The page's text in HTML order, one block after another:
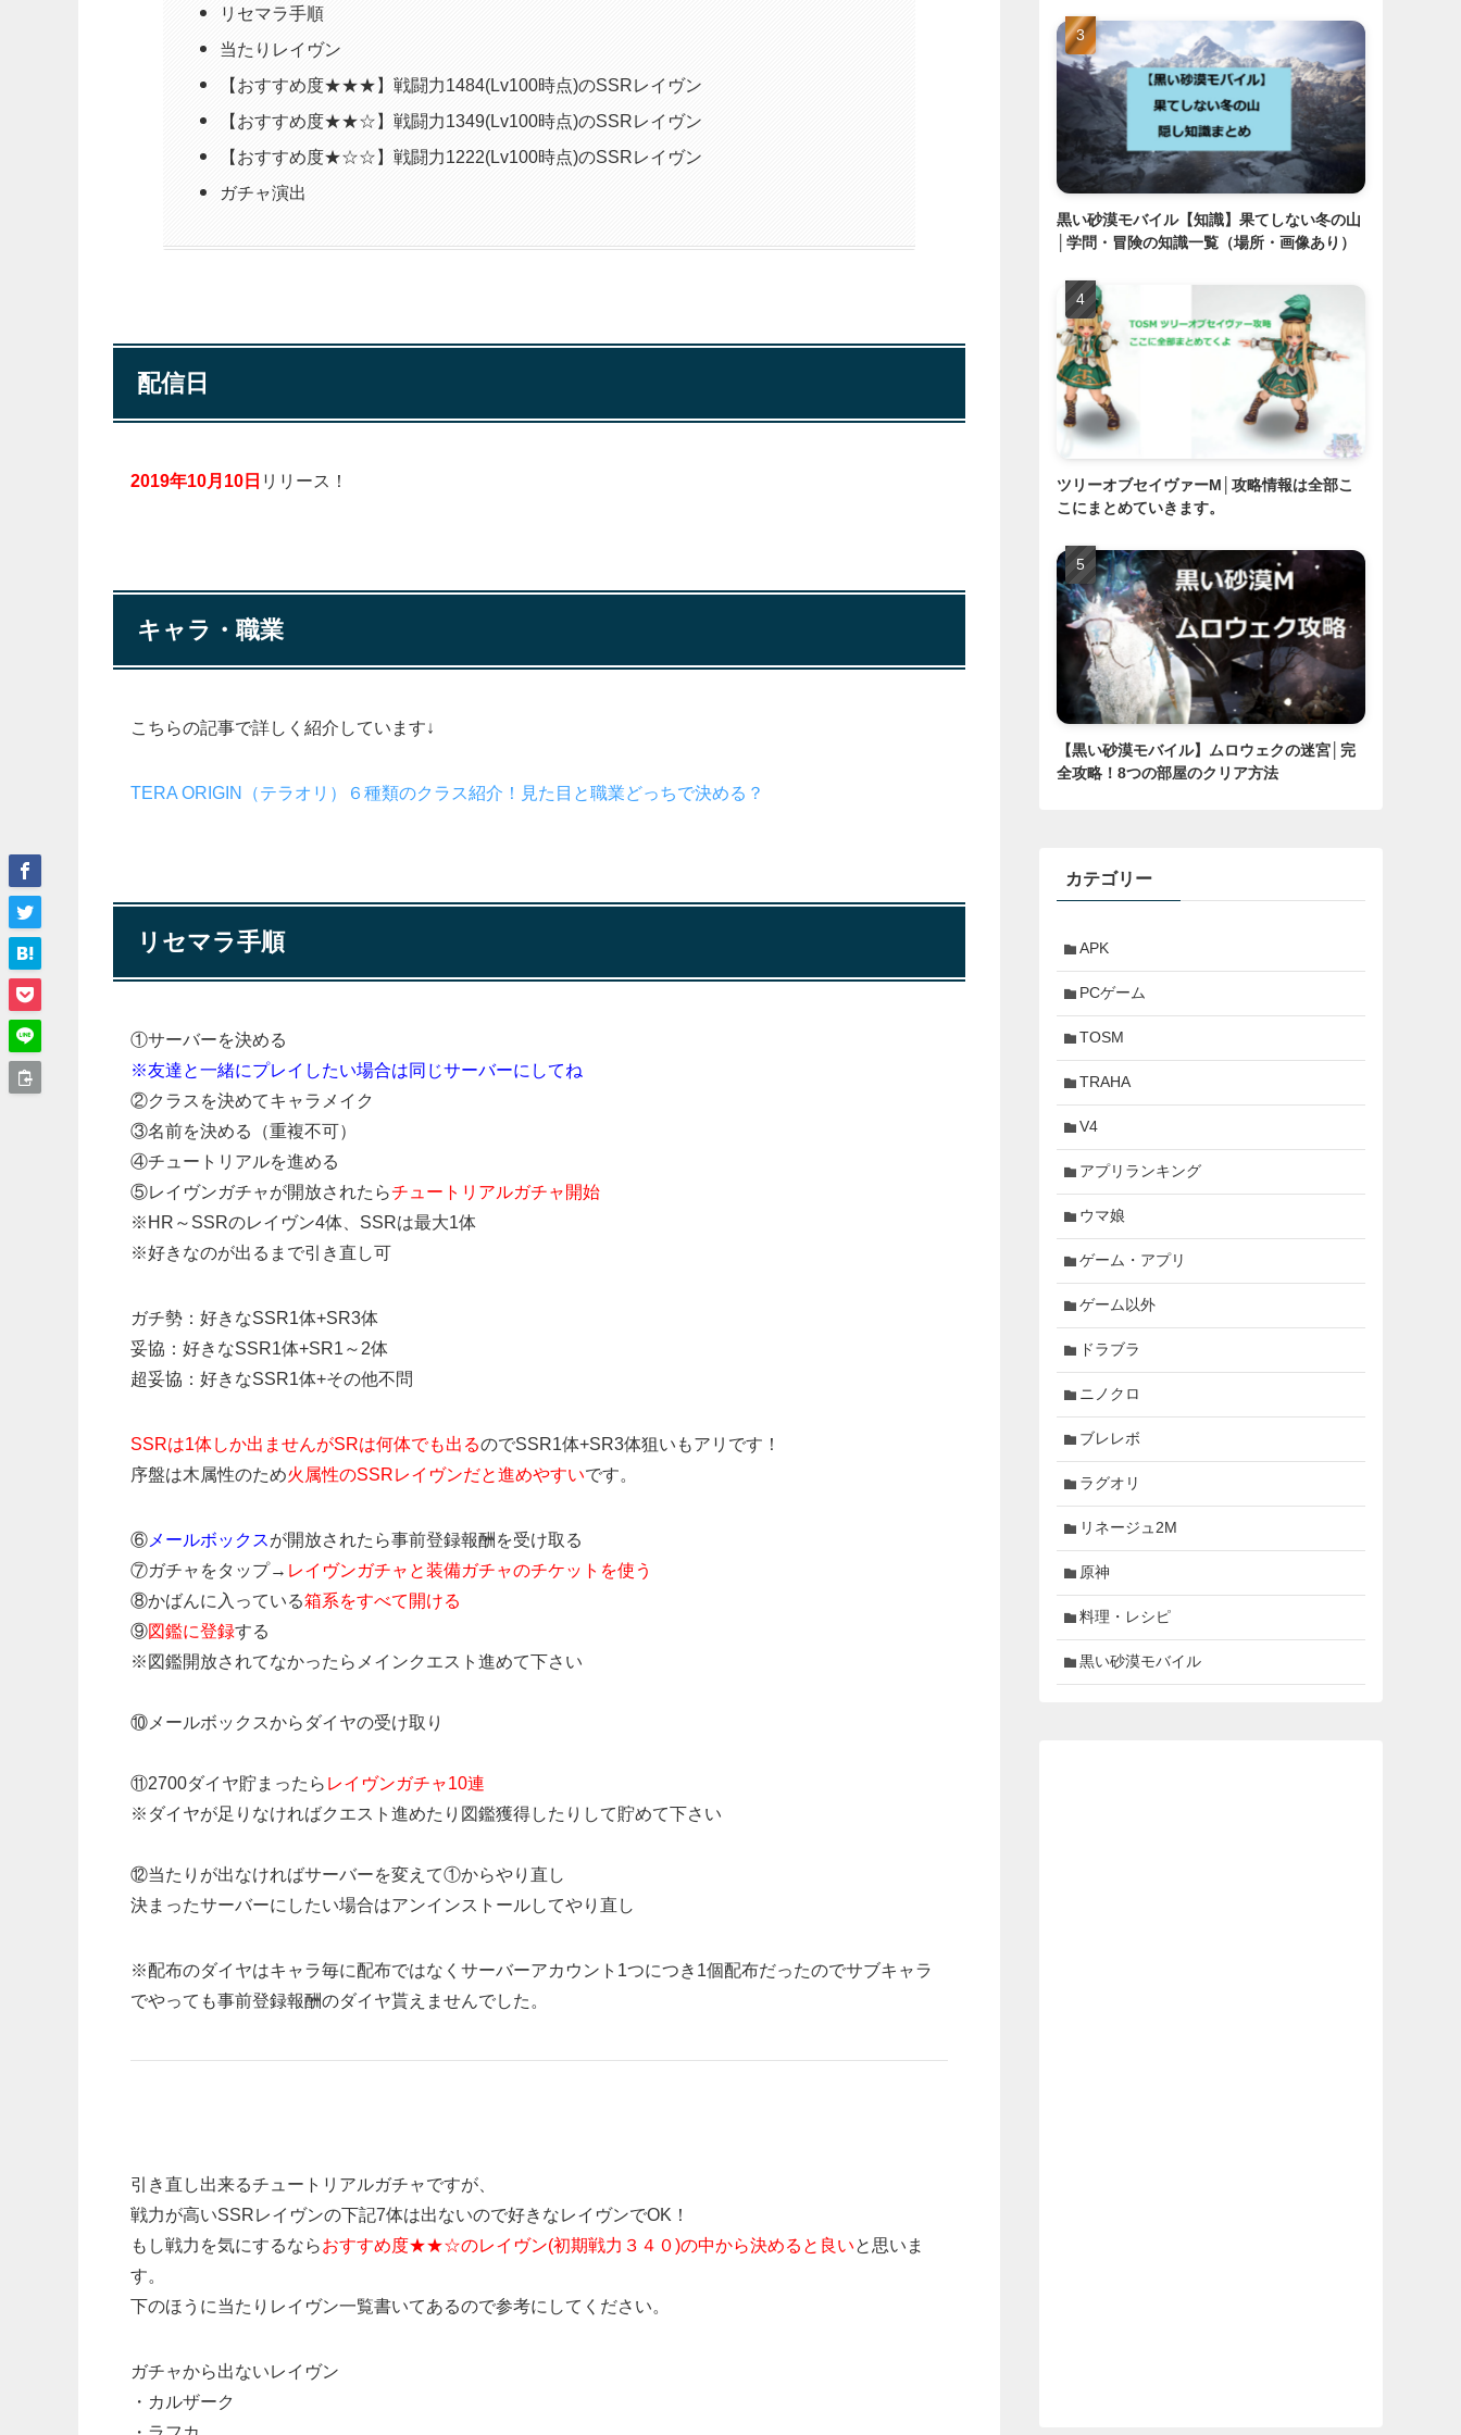
リセマラ手順
当たりレイヴン
【おすすめ度★★★】戦闘力1484(Lv100時点)のSSRレイヴン
【おすすめ度★★☆】戦闘力1349(Lv100時点)のSSRレイヴン
【おすすめ度★☆☆】戦闘力1222(Lv100時点)のSSRレイヴン
ガチャ演出
配信日
2019年10月10日 リリース！
キャラ・職業
こちらの記事で詳しく紹介しています↓
TERA ORIGIN（テラオリ）６種類のクラス紹介！見た目と職業どっちで決める？
リセマラ手順
①サーバーを決める
※友達と一緒にプレイしたい場合は同じサーバーにしてね
②クラスを決めてキャラメイク
③名前を決める（重複不可）
④チュートリアルを進める
⑤レイヴンガチャが開放されたらチュートリアルガチャ開始
※HR～SSRのレイヴン4体、SSRは最大1体
※好きなのが出るまで引き直し可
ガチ勢：好きなSSR1体+SR3体
妥協：好きなSSR1体+SR1～2体
超妥協：好きなSSR1体+その他不問
SSRは1体しか出ませんがSRは何体でも出るのでSSR1体+SR3体狙いもアリです！
序盤は木属性のため火属性のSSRレイヴンだと進めやすいです。
⑥ メールボックスが開放されたら事前登録報酬を受け取る
⑦ガチャをタップ→ レイヴンガチャと装備ガチャのチケットを使う
⑧かばんに入っている箱系をすべて開ける
⑨図鑑に登録する
※図鑑開放されてなかったらメインクエスト進めて下さい
⑩メールボックスからダイヤの受け取り
⑪2700ダイヤ貯まったら レイヴンガチャ10連
※ダイヤが足りなければクエスト進めたり図鑑獲得したりして貯めて下さい
⑫当たりが出なければサーバーを変えて①からやり直し
決まったサーバーにしたい場合はアンインストールしてやり直し
※配布のダイヤはキャラ毎に配布ではなくサーバーアカウント1つにつき1個配布だったのでサブキャラ
でやっても事前登録報酬のダイヤ貰えませんでした。
引き直し出来るチュートリアルガチャですが、
戦力が高いSSRレイヴンの下記7体は出ないので好きなレイヴンでOK！
もし戦力を気にするならおすすめ度★★☆のレイヴン(初期戦力３４０)の中から決めると良いと思いま
す。
下のほうに当たりレイヴン一覧書いてあるので参考にしてください。
ガチャから出ないレイヴン
・カルザーク
黒い砂漠モバイル【知識】果てしない冬の山
│学問・冒険の知識一覧（場所・画像あり）
ツリーオブセイヴァーM│攻略情報は全部こ
こにまとめていきます。
【黒い砂漠モバイル】ムロウェクの迷宮│完
全攻略！8つの部屋のクリア方法
カテゴリー
APK
PCゲーム
TOSM
TRAHA
V4
アプリランキング
ウマ娘
ゲーム・アプリ
ゲーム以外
ドラブラ
ニノクロ
ブレレボ
ラグオリ
リネージュ2M
原神
料理・レシピ
黒い砂漠モバイル